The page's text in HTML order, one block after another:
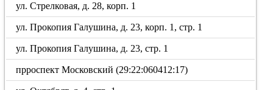
ул. Стрелковая, д. 28, корп. 1
ул. Прокопия Галушина, д. 23, корп. 1, стр. 1
ул. Прокопия Галушина, д. 23, стр. 1
прроспект Московский (29:22:060412:17)